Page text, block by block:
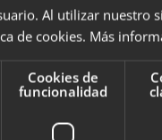
a no ser que
más
moco
para
Al utilizar nuestro
de cookies. Más
Cookies de
funcionalidad